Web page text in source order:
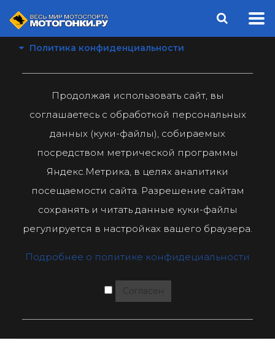
Политика конфиденциальности
Продолжая использовать сайт, вы
соглашаетесь с обработкой персональных
данных (куки-файлы), собираемых
посредством метрической программы
Яндекс.Метрика, в целях аналитики
посещаемости сайта. Разрешение сайтам
сохранять и читать данные куки-файлы
регулируется в настройках вашего браузера.
Подробнее о политике конфидециальности
Согласен